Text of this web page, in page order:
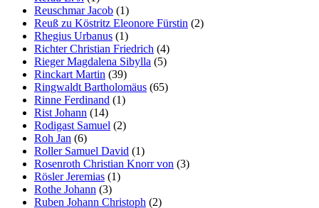
Reuschmar Jacob (1)
Reuß zu Köstritz Eleonore Fürstin (2)
Rhegius Urbanus (1)
Richter Christian Friedrich (4)
Rieger Magdalena Sibylla (5)
Rinckart Martin (39)
Ringwaldt Bartholomäus (65)
Rinne Ferdinand (1)
Rist Johann (14)
Rodigast Samuel (2)
Roh Jan (6)
Roller Samuel David (1)
Rosenroth Christian Knorr von (3)
Rösler Jeremias (1)
Rothe Johann (3)
Ruben Johann Christoph (2)